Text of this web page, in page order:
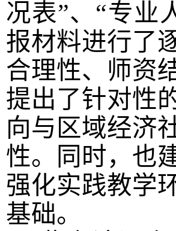
况表”、“专业
报材料进行了
合理性、师资
提出了针对性
向与区域经济
性。同时，也
强化实践教学
基础。